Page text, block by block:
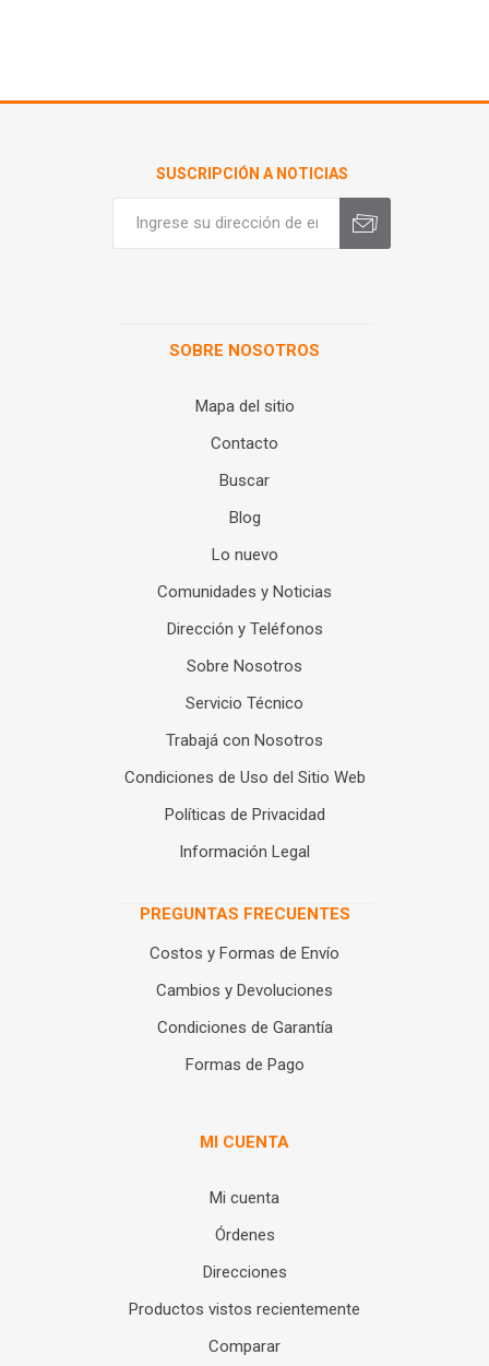
SUSCRIPCIÓN A NOTICIAS
SOBRE NOSOTROS
Mapa del sitio
Contacto
Buscar
Blog
Lo nuevo
Comunidades y Noticias
Dirección y Teléfonos
Sobre Nosotros
Servicio Técnico
Trabajá con Nosotros
Condiciones de Uso del Sitio Web
Políticas de Privacidad
Información Legal
PREGUNTAS FRECUENTES
Costos y Formas de Envío
Cambios y Devoluciones
Condiciones de Garantía
Formas de Pago
MI CUENTA
Mi cuenta
Órdenes
Direcciones
Productos vistos recientemente
Comparar